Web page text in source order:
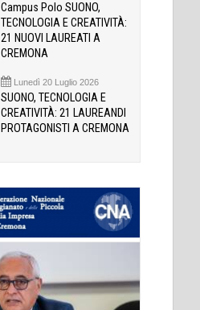
Campus Polo SUONO,
TECNOLOGIA E CREATIVITÀ:
21 NUOVI LAUREATI A
CREMONA
Lunedì 20 Luglio 2026
SUONO, TECNOLOGIA E
CREATIVITÀ: 21 LAUREANDI
PROTAGONISTI A CREMONA